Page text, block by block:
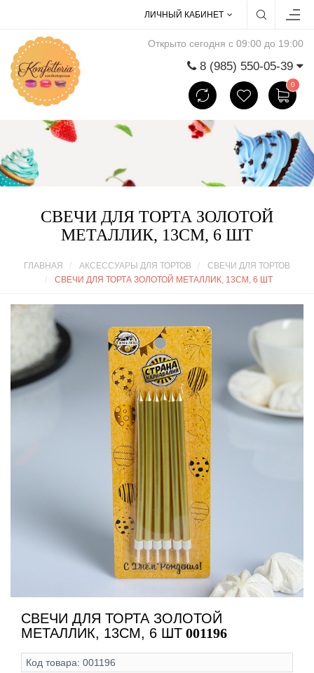
ЛИЧНЫЙ КАБИНЕТ
Открыто сегодня с 09:00 до 19:00
8 (985) 550-05-39
0
СВЕЧИ ДЛЯ ТОРТА ЗОЛОТОЙ
МЕТАЛЛИК, 13СМ, 6 ШТ
ГЛАВНАЯ АКСЕССУАРЫ ДЛЯ ТОРТОВ
СВЕЧИ ДЛЯ ТОРТОВ
СВЕЧИ ДЛЯ ТОРТА ЗОЛОТОЙ МЕТАЛЛИК, 13СМ, 6 ШТ
СВЕЧИ ДЛЯ ТОРТА ЗОЛОТОЙ
МЕТАЛЛИК, 13СМ, 6 ШТ 001196
Код товара: 001196